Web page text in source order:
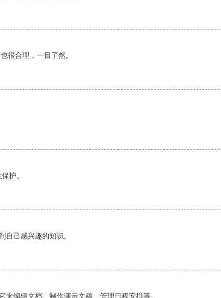
很合理，一目了然。
护。
己感兴趣的知识。
编辑文档、制作演示文稿、管理日程安排等。